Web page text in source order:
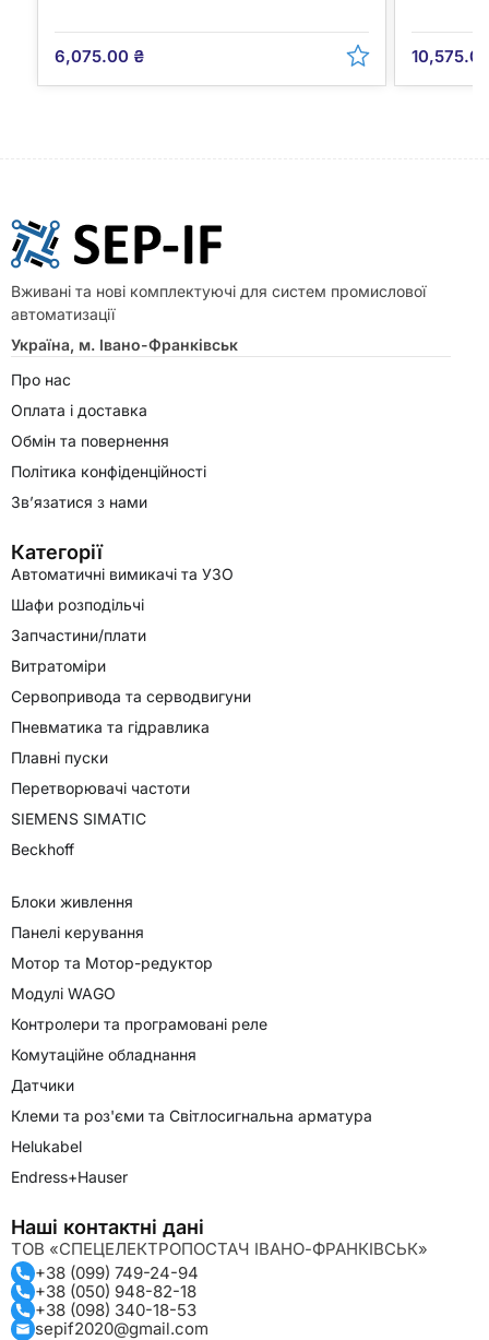
6,075.00 ₴
Вживані та нові комплектуючі для систем промислової
автоматизації
Україна, м. Івано-Франківськ
Про нас
Оплата і доставка
Обмін та повернення
Політика конфіденційності
Зв’язатися з нами
Категорії
Автоматичні вимикачі та УЗО
Шафи розподільчі
Запчастини/плати
Витратоміри
Сервопривода та серводвигуни
Пневматика та гідравлика
Плавні пуски
Перетворювачі частоти
SIEMENS SIMATIC
Beckhoff
Блоки живлення
Панелі керування
Мотор та Мотор-редуктор
Модулі WAGO
Контролери та програмовані реле
Комутаційне обладнання
Датчики
Клеми та роз'єми та Світлосигнальна арматура
Helukabel
Endress+Hauser
Наші контактні дані
ТОВ «СПЕЦЕЛЕКТРОПОСТАЧ ІВАНО-ФРАНКІВСЬК»
+38 (099) 749-24-94
+38 (050) 948-82-18
+38 (098) 340-18-53
sepif2020@gmail.com